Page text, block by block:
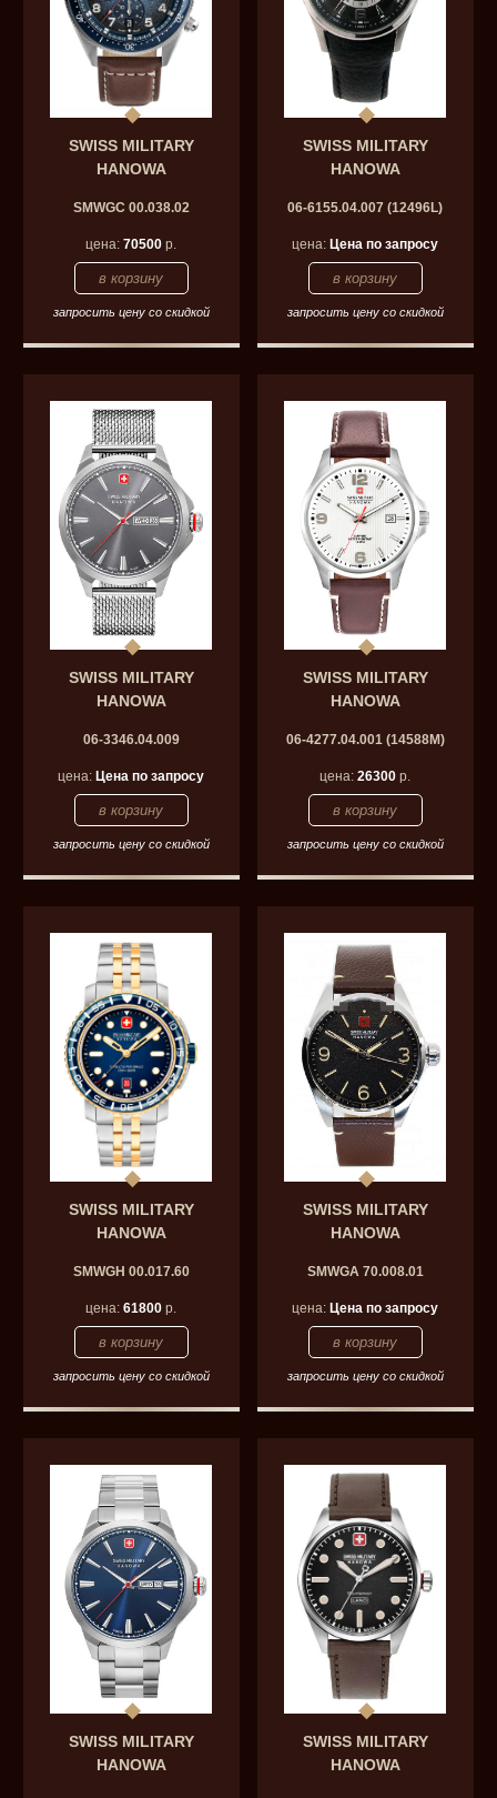
SWISS MILITARY
HANOWA
SMWGC 00.038.02
цена:70500 р.
запросить цену со скидкой
SWISS MILITARY
HANOWA
06-6155.04.007 (12496L)
цена:Цена по запросу
запросить цену со скидкой
SWISS MILITARY
HANOWA
06-3346.04.009
цена:Цена по запросу
запросить цену со скидкой
SWISS MILITARY
HANOWA
06-4277.04.001 (14588M)
цена:26300 р.
запросить цену со скидкой
SWISS MILITARY
HANOWA
SMWGH 00.017.60
цена:61800 р.
запросить цену со скидкой
SWISS MILITARY
HANOWA
SMWGA 70.008.01
цена:Цена по запросу
запросить цену со скидкой
SWISS MILITARY
HANOWA
SWISS MILITARY
HANOWA